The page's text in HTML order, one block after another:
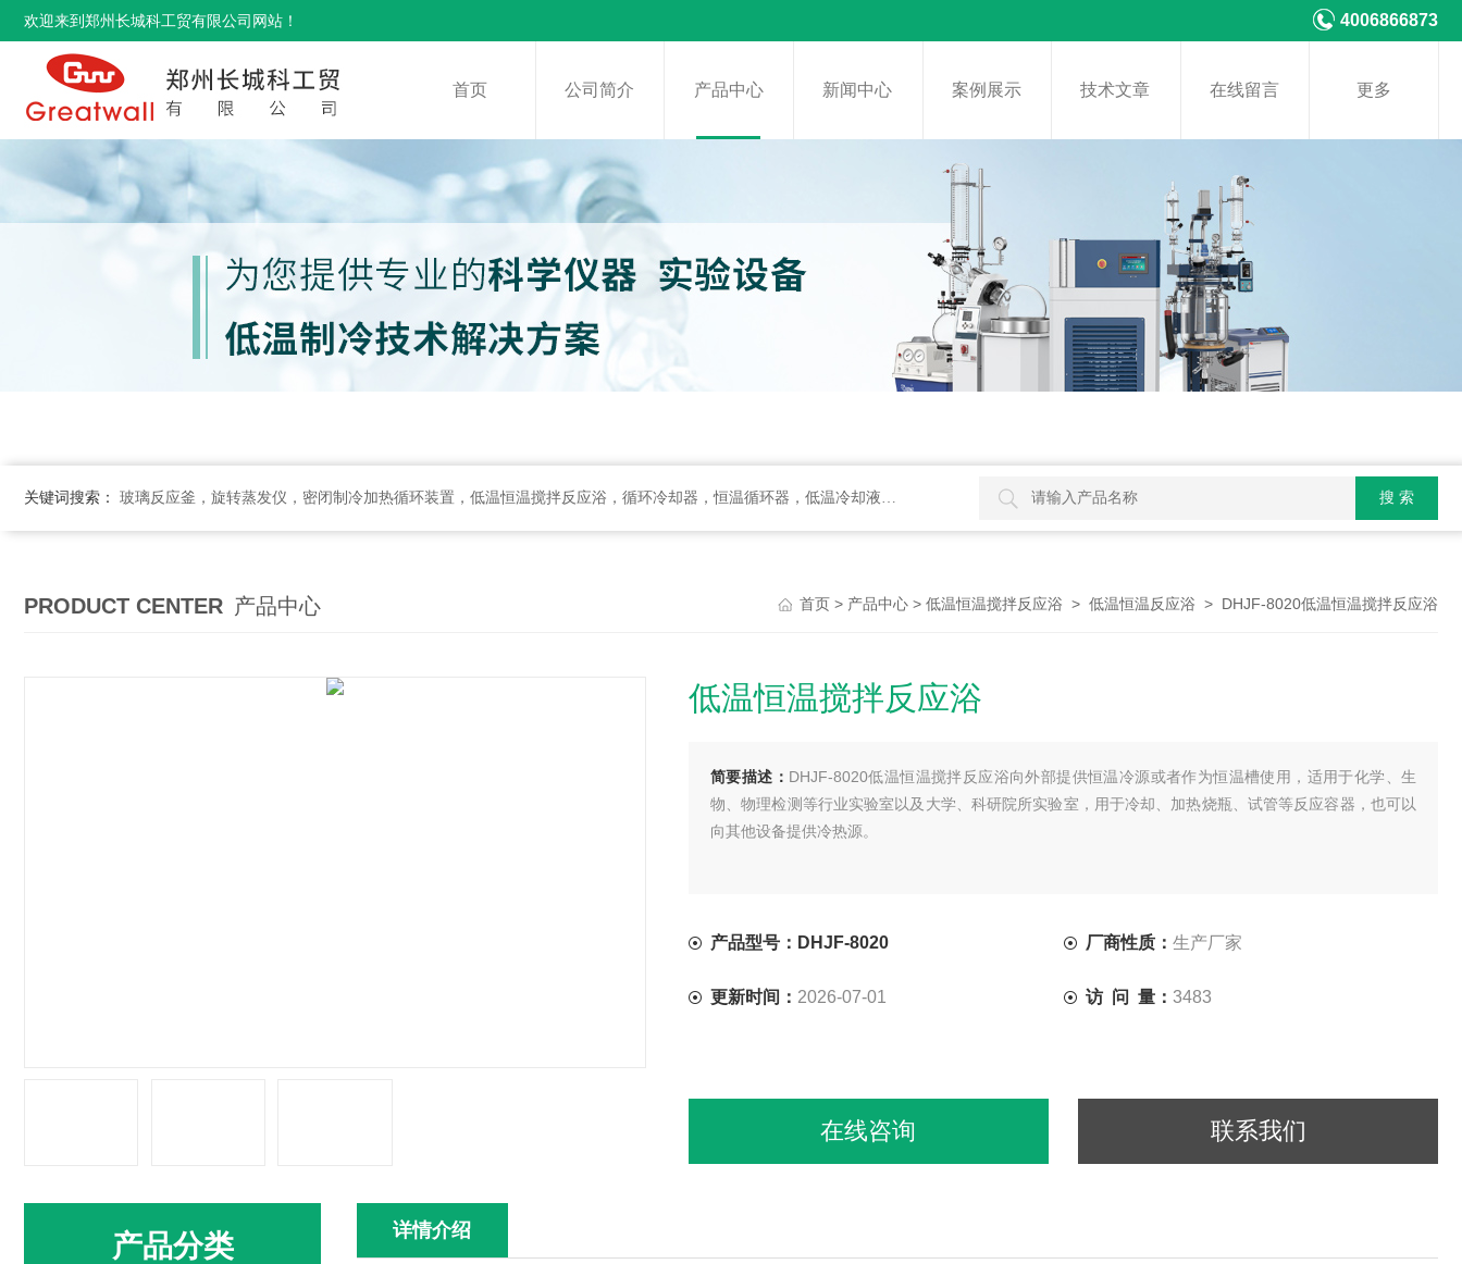
欢迎来到郑州长城科工贸有限公司网站！ 4006866873
首页 公司简介 产品中心 新闻中心 案例展示 技术文章 在线留言 更多
关键词搜索： 玻璃反应釜，旋转蒸发仪，密闭制冷加热循环装置，低温恒温搅拌反应浴，循环冷却器，恒温循环器，低温冷却液循环泵，循环水式多用真空泵，集热式恒温磁力搅拌浴等
PRODUCT CENTER 产品中心 首页 > 产品中心 > 低温恒温搅拌反应浴 > 低温恒温反应浴 > DHJF-8020低温恒温搅拌反应浴
低温恒温搅拌反应浴
简要描述： DHJF-8020低温恒温搅拌反应浴向外部提供恒温冷源或者作为恒温槽使用，适用于化学、生
物、物理检测等行业实验室以及大学、科研院所实验室，用于冷却、加热烧瓶、试管等反应容器，也可以
向其他设备提供冷热源。
产品型号：DHJF-8020 厂商性质： 生产厂家
更新时间： 2026-07-01 访 问 量： 3483
在线咨询 联系我们
详情介绍
产品分类